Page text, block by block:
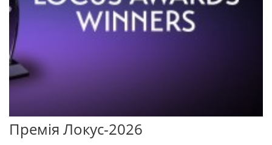
Премія Локус-2026